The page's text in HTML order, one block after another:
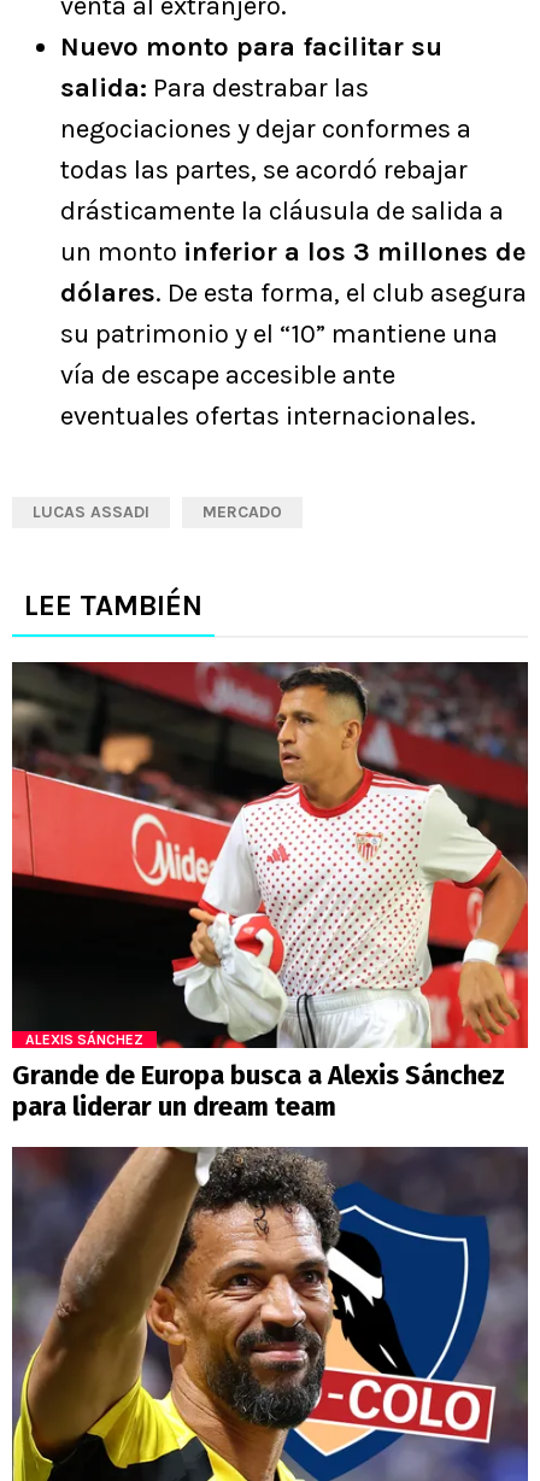
Nuevo monto para facilitar su
salida: Para destrabar las
negociaciones y dejar conformes a
todas las partes, se acordó rebajar
drásticamente la cláusula de salida a
un monto inferior a los 3 millones de
dólares. De esta forma, el club asegura
su patrimonio y el “10” mantiene una
vía de escape accesible ante
eventuales ofertas internacionales.
LUCAS ASSADI MERCADO
LEE TAMBIÉN
ALEXIS SÁNCHEZ
Grande de Europa busca a Alexis Sánchez
para liderar un dream team